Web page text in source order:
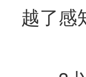
越了感